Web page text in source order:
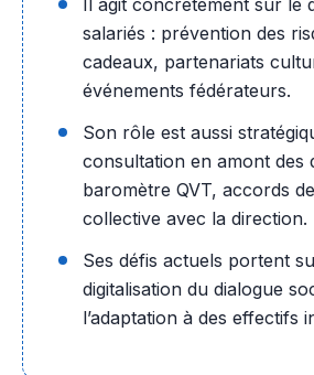
Il agit concrètement sur le
salariés : prévention des
cadeaux, partenariats
événements fédérateurs.
Son rôle est aussi
consultation en amont des
baromètre QVT, accords
collective avec la direction.
Ses défis actuels portent
digitalisation du dialogue
l’adaptation à des effectifs